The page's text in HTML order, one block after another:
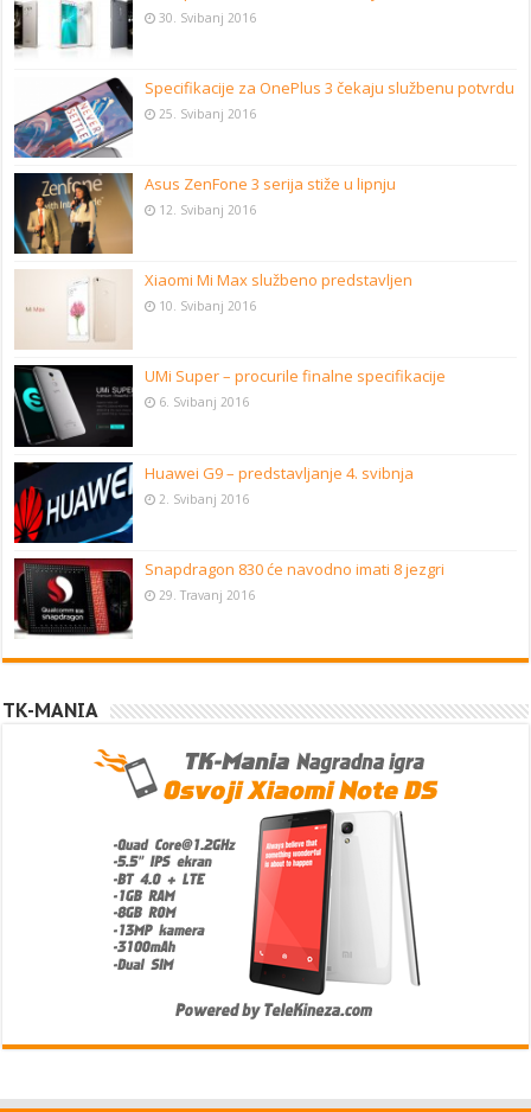
30. Svibanj 2016
Specifikacije za OnePlus 3 čekaju službenu potvrdu
25. Svibanj 2016
Asus ZenFone 3 serija stiže u lipnju
12. Svibanj 2016
Xiaomi Mi Max službeno predstavljen
10. Svibanj 2016
UMi Super – procurile finalne specifikacije
6. Svibanj 2016
Huawei G9 – predstavljanje 4. svibnja
2. Svibanj 2016
Snapdragon 830 će navodno imati 8 jezgri
29. Travanj 2016
TK-MANIA